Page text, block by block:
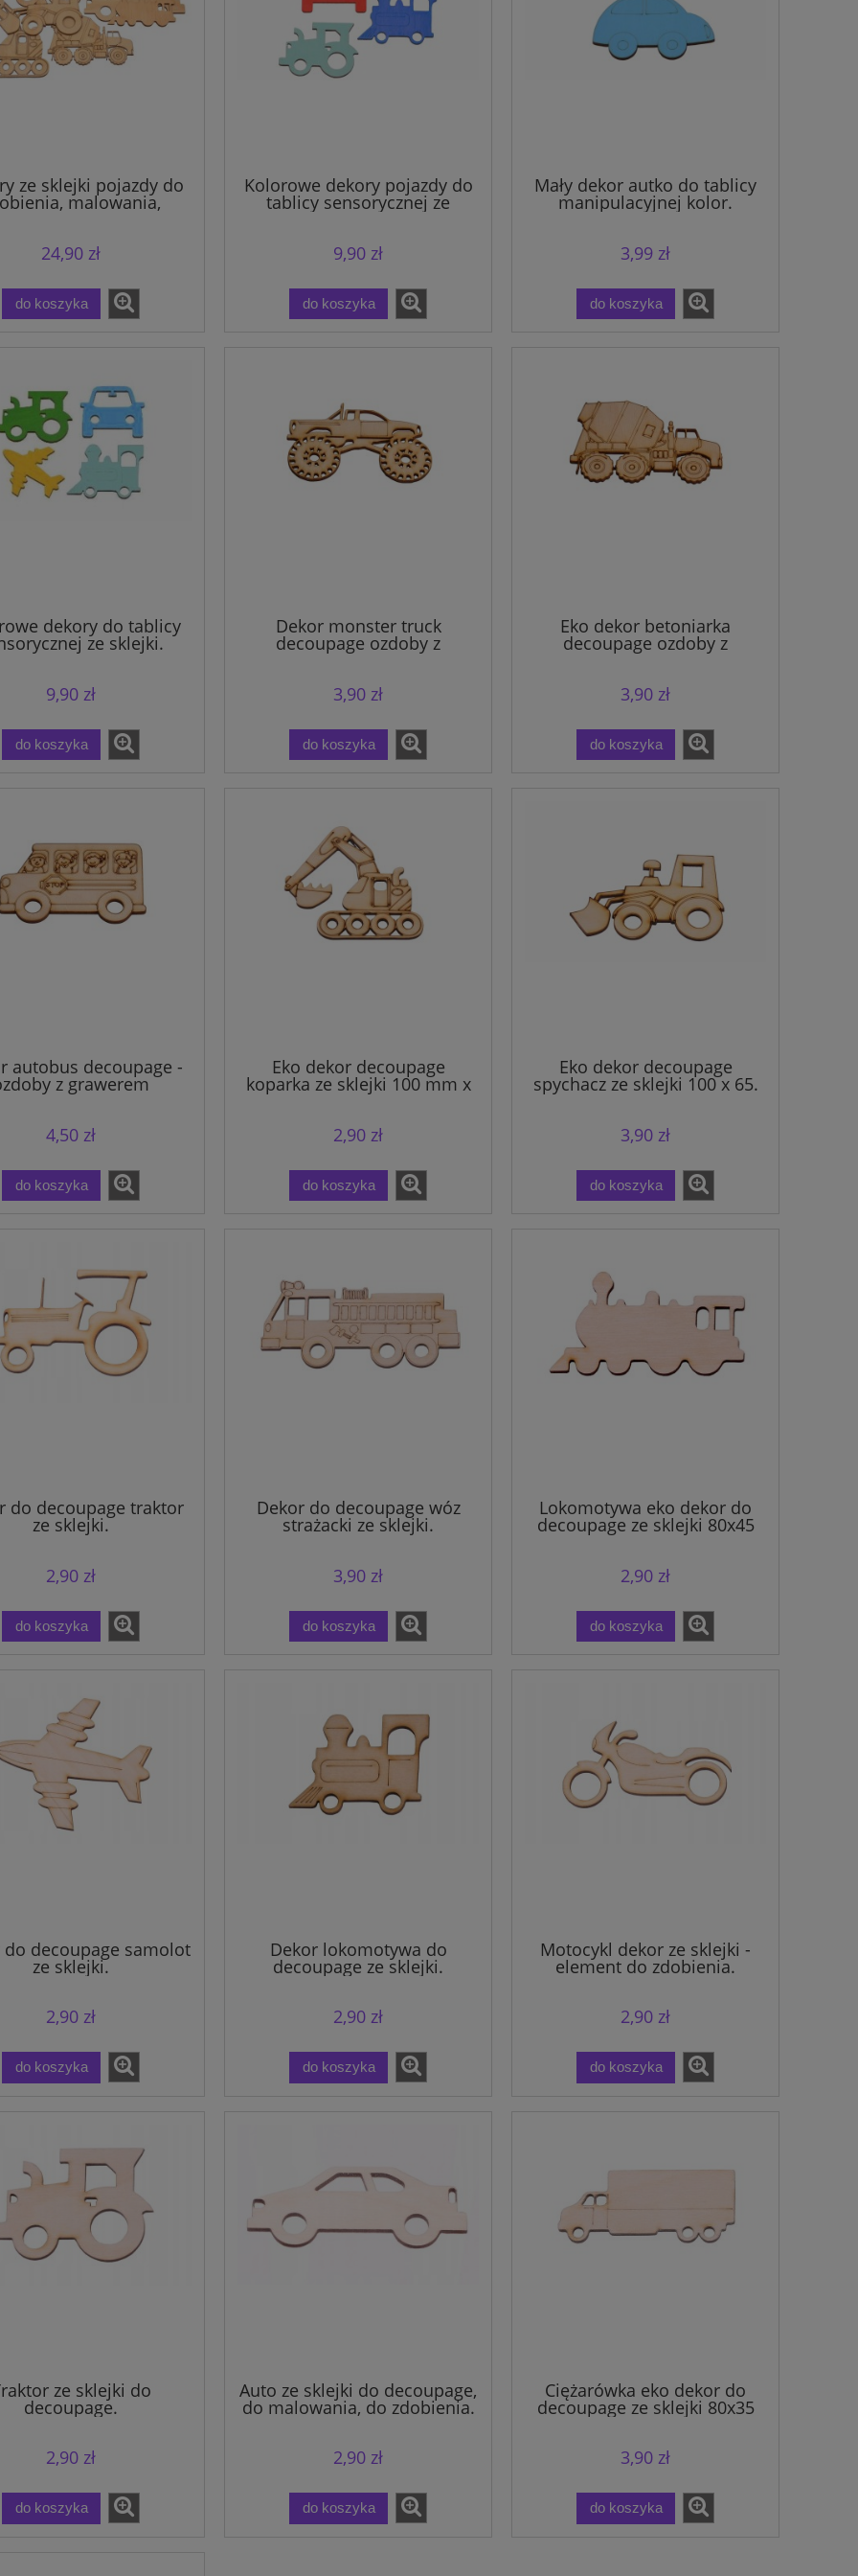
ze sklejki pojazdy do
malowania,
24,90 zł
do koszyka
Kolorowe dekory pojazdy do
tablicy sensorycznej ze
sklejki.
9,90 zł
do koszyka
Mały dekor autko do tablicy
manipulacyjnej kolor.
3,99 zł
do koszyka
dekory do tablicy
ze sklejki.
9,90 zł
do koszyka
Dekor monster truck
decoupage ozdoby z
grawerem
3,90 zł
do koszyka
Eko dekor betoniarka
decoupage ozdoby z
grawerem
3,90 zł
do koszyka
autobus decoupage -
z grawerem
4,50 zł
do koszyka
Eko dekor decoupage
koparka ze sklejki 100 mm x
100 mm.
2,90 zł
do koszyka
Eko dekor decoupage
spychacz ze sklejki 100 x 65.
3,90 zł
do koszyka
do decoupage traktor
ze sklejki.
2,90 zł
do koszyka
Dekor do decoupage wóz
strażacki ze sklejki.
3,90 zł
do koszyka
Lokomotywa eko dekor do
decoupage ze sklejki 80x45
2,90 zł
do koszyka
do decoupage samolot
ze sklejki.
2,90 zł
do koszyka
Dekor lokomotywa do
decoupage ze sklejki.
2,90 zł
do koszyka
Motocykl dekor ze sklejki -
element do zdobienia.
2,90 zł
do koszyka
ze sklejki do
decoupage.
2,90 zł
do koszyka
Auto ze sklejki do decoupage,
do malowania, do zdobienia.
2,90 zł
do koszyka
Ciężarówka eko dekor do
decoupage ze sklejki 80x35
3,90 zł
do koszyka